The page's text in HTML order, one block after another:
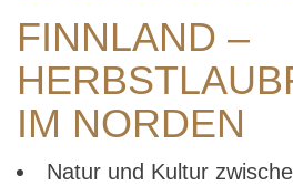
FINNLAND –
IM NORDEN
Natur und Kultur